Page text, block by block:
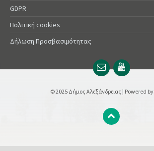
GDPR
Πολιτική cookies
Δήλωση Προσβασιμότητας
Email
url
YouTube
url
© 2025 Δήμος Αλεξάνδρειας | Powered by